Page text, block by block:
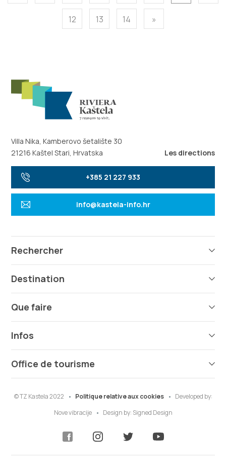
12 13 14 »
Villa Nika, Kamberovo šetalište 30
21216 Kaštel Stari, Hrvatska
Les directions
+385 21 227 933
info@kastela-info.hr
Rechercher
Destination
Que faire
Infos
Office de tourisme
© TZ Kastela 2022 Politique relative aux cookies
Developed by:
Nove vibracije
Design by: Signed Design